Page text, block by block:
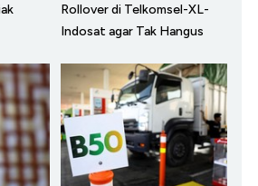
Rollover di Telkomsel-XL-
Indosat agar Tak Hangus